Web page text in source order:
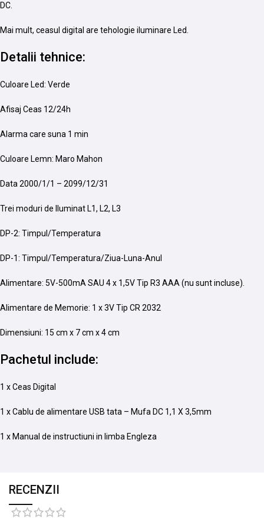
DC.
Mai mult, ceasul digital are tehologie iluminare Led.
Detalii tehnice:
Culoare Led: Verde
Afisaj Ceas 12/24h
Alarma care suna 1 min
Culoare Lemn: Maro Mahon
Data 2000/1/1 – 2099/12/31
Trei moduri de Iluminat L1, L2, L3
DP-2: Timpul/Temperatura
DP-1: Timpul/Temperatura/Ziua-Luna-Anul
Alimentare: 5V-500mA SAU 4 x 1,5V Tip R3 AAA (nu sunt incluse).
Alimentare de Memorie: 1 x 3V Tip CR 2032
Dimensiuni: 15 cm x 7 cm x 4 cm
Pachetul include:
1 x Ceas Digital
1 x Cablu de alimentare USB tata – Mufa DC 1,1 X 3,5mm
1 x Manual de instructiuni in limba Engleza
RECENZII